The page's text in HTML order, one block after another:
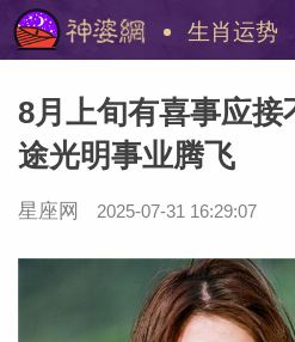
生肖运势
8月上旬有喜事应接
途光明事业腾飞
星座网 2025-07-31 16:29:07